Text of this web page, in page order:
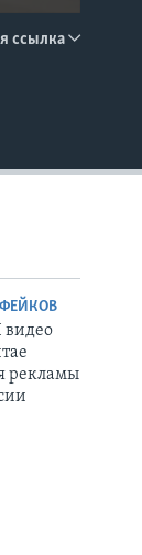
ссылка
рекламы